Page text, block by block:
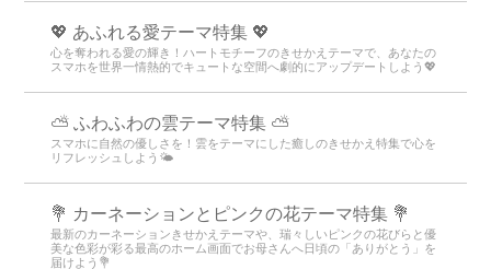
💖 あふれる愛テーマ特集 💖
心を奪われる愛の輝き！ハートモチーフのきせかえテーマで、あなたの
スマホを世界一情熱的でキュートな空間へ劇的にアップデートしよう💖
⛅ ふわふわの雲テーマ特集 ⛅
スマホに自然の優しさを！雲をテーマにした癒しのきせかえ特集で心を
リフレッシュしよう🌤️
💐 カーネーションとピンクの花テーマ特集 💐
最新のカーネーションきせかえテーマや、瑞々しいピンクの花びらと優
美な色彩が彩る最高のホーム画面でお母さんへ日頃の「ありがとう」を
届けよう💐